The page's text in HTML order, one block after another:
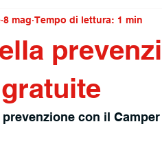
e turismo primo
8 mag Tempo di lettura: 1 min
con il